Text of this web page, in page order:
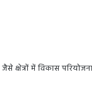
क्षेत्रों में विकास